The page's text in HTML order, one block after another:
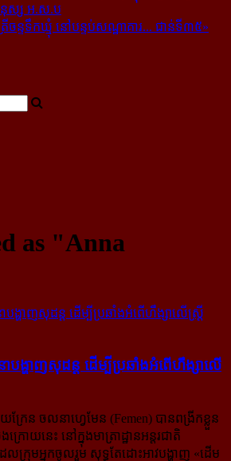
នុស្ស អ.ស.ប
ត្រីចន្ទទឹកឃ្មុំ នៅបន្ទប់សណ្ឋាគារ... ជាន់ទី៣៥»
as "Anna
ា​បង្ហាញ​សុដន្ដ ដើម្បី​ប្រឆាំង​អំពើ​ហឹង្សា​លើ​
រែន ចលនាហ្វេមែន (Femen) បានពង្រីកខ្លួន
ក្រោយនេះ នៅក្នុងមាត្រាដ្ឋានអន្តរជាតិ
ែលក្រុមអ្នកចូលរួម សុទ្ធតែដោះអាវបង្ហាញ «ដើម